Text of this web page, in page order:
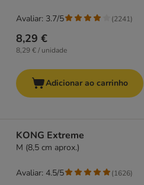
8,29 €
8,29 € / unidade
Avaliar: 3.7/5 (2241)
Adicionar ao carrinho
KONG Extreme
M (8,5 cm aprox.)
Avaliar: 4.5/5 (1626)